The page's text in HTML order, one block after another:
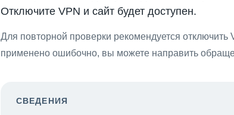
Отключите VPN и сайт будет доступен.
Для повторной проверки рекомендуется
применено ошибочно, вы можете направить
СВЕДЕНИЯ